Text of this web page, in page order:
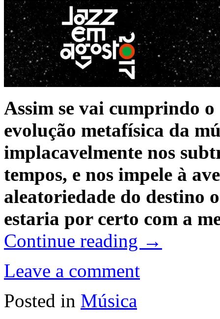
Assim se vai cumprindo
evolução metafísica da
implacavelmente nos
tempos, e nos impele à
aleatoriedade do destino
estaria por certo com a
Continue reading →
Leave a comment
Posted in Música